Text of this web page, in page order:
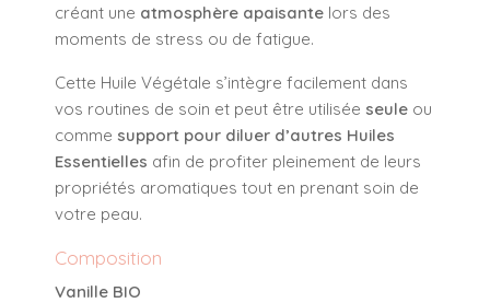
créant une atmosphère apaisante lors des
moments de stress ou de fatigue.
Cette Huile Végétale s’intègre facilement dans
vos routines de soin et peut être utilisée seule ou
comme support pour diluer d’autres Huiles
Essentielles afin de profiter pleinement de leurs
propriétés aromatiques tout en prenant soin de
votre peau.
Composition
Vanille BIO